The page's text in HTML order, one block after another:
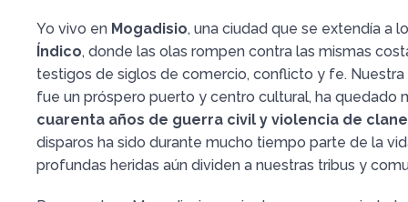
Yo vivo en Mogadisio, una ciudad que se extendía a
Índico, donde las olas rompen contra las mismas
testigos de siglos de comercio, conflicto y fe. Nuestra
fue un próspero puerto y centro cultural, ha quedado
cuarenta años de guerra civil y violencia de
disparos ha sido durante mucho tiempo parte de la
profundas heridas aún dividen a nuestras tribus y